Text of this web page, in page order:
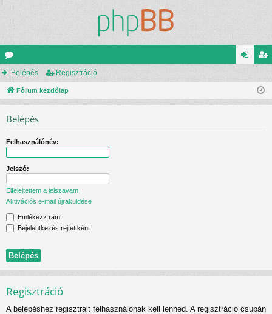
ór
u is
Belépés Regisztráció
Fórum kezdőlap
Belépés
Felhasználónév:
Jelszó:
Elfelejtettem a jelszavam
Aktivációs e-mail újraküldése
Emlékezz rám
Bejelentkezés rejtettként
Regisztráció
A belépéshez regisztrált felhasználónak kell lenned. A regisztráció csupán